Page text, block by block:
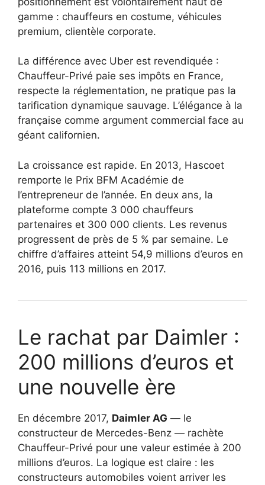
gamme : chauffeurs en costume, véhicules
premium, clientèle corporate.
La différence avec Uber est revendiquée :
Chauffeur-Privé paie ses impôts en France,
respecte la réglementation, ne pratique pas la
tarification dynamique sauvage. L’élégance à la
française comme argument commercial face au
géant californien.
La croissance est rapide. En 2013, Hascoet
remporte le Prix BFM Académie de
l’entrepreneur de l’année. En deux ans, la
plateforme compte 3 000 chauffeurs
partenaires et 300 000 clients. Les revenus
progressent de près de 5 % par semaine. Le
chiffre d’affaires atteint 54,9 millions d’euros en
2016, puis 113 millions en 2017.
Le rachat par Daimler :
200 millions d’euros et
une nouvelle ère
En décembre 2017, Daimler AG — le
constructeur de Mercedes-Benz — rachète
Chauffeur-Privé pour une valeur estimée à 200
millions d’euros. La logique est claire : les
constructeurs automobiles voient arriver les